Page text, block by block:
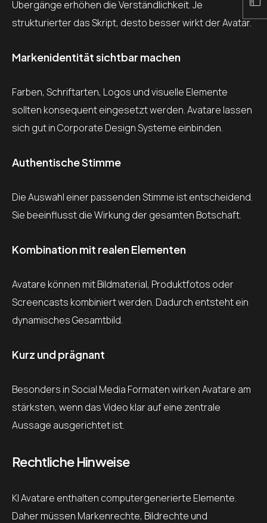
Übergänge erhöhen die Verständlichkeit. Je
strukturierter das Skript, desto besser wirkt der Avatar.
Markenidentität sichtbar machen
Farben, Schriftarten, Logos und visuelle Elemente
sollten konsequent eingesetzt werden. Avatare lassen
sich gut in Corporate Design Systeme einbinden.
Authentische Stimme
Die Auswahl einer passenden Stimme ist entscheidend.
Sie beeinflusst die Wirkung der gesamten Botschaft.
Kombination mit realen Elementen
Avatare können mit Bildmaterial, Produktfotos oder
Screencasts kombiniert werden. Dadurch entsteht ein
dynamisches Gesamtbild.
Kurz und prägnant
Besonders in Social Media Formaten wirken Avatare am
stärksten, wenn das Video klar auf eine zentrale
Aussage ausgerichtet ist.
Rechtliche Hinweise
KI Avatare enthalten computergenerierte Elemente.
Daher müssen Markenrechte, Bildrechte und